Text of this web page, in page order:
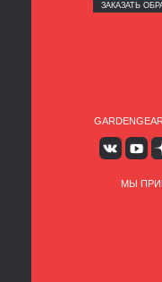
ЗАКАЗАТЬ
МЫ